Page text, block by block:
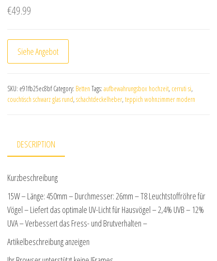
€49.99
Siehe Angebot
SKU: e91fb25ec8bf Category: Betten Tags: aufbewahrungsbox hochzeit, cerruti si,
couchtisch schwarz glas rund, schachtdeckelheber, teppich wohnzimmer modern
DESCRIPTION
Kurzbeschreibung
15W – Länge: 450mm – Durchmesser: 26mm – T8 Leuchtstoffröhre für
Vögel – Liefert das optimale UV-Licht für Hausvögel – 2,4% UVB – 12%
UVA – Verbessert das Fress- und Brutverhalten –
Artikelbeschreibung anzeigen